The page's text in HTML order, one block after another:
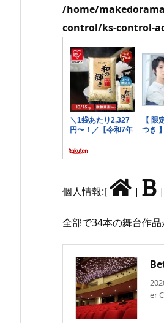
/home/
control/ks-control-
個人情報:[ | |
全部で34本の舞台作
er